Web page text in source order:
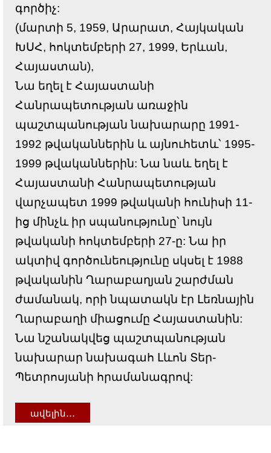
գործիչ:
(մարտի 5, 1959, Արարատ, Հայկական
ԽՍՀ, հոկտեմբերի 27, 1999, Երևան,
Հայաստան),
Նա եղել է Հայաստանի
Հանրապետության առաջին
պաշտպանության նախարարը 1991-
1992 թվականներին և այնուհետև՝ 1995-
1999 թվականներին: Նա նաև եղել է
Հայաստանի Հանրապետության
վարչապետ 1999 թվականի հունիսի 11-
ից մինչև իր սպանությունը՝ նույն
թվականի հոկտեմբերի 27-ը: Նա իր
ակտիվ գործունեությունը սկսել է 1988
թվականին Ղարաբաղյան շարժման
ժամանակ, որի նպատակն էր Լեռնային
Ղարաբաղի միացումը Հայաստանին:
Նա նշանակվեց պաշտպանության
նախարար նախագահ Լևոն Տեր-
Պետրոսյանի հրամանագրով:
ավելին․․․